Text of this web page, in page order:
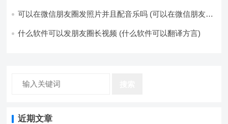
可以在微信朋友圈发照片并且配音乐吗 (可以在微信朋友圈
什么软件可以发朋友圈长视频 (什么软件可以翻译方言)
近期文章